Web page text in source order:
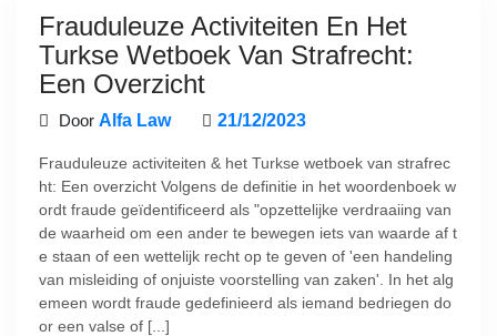
Frauduleuze Activiteiten En Het
Turkse Wetboek Van Strafrecht:
Een Overzicht
Door Alfa Law 21/12/2023
Frauduleuze activiteiten & het Turkse wetboek van strafrec
ht: Een overzicht Volgens de definitie in het woordenboek w
ordt fraude geïdentificeerd als "opzettelijke verdraaiing van
de waarheid om een ander te bewegen iets van waarde af t
e staan of een wettelijk recht op te geven of 'een handeling
van misleiding of onjuiste voorstelling van zaken'. In het alg
emeen wordt fraude gedefinieerd als iemand bedriegen do
or een valse of [...]